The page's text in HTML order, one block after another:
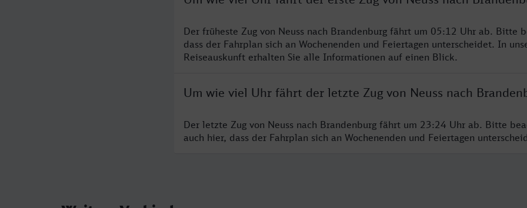
Der früheste Zug von Neuss nach Brandenburg fährt um 05:12 Uhr ab. Bitte
dass der Fahrplan sich an Wochenenden und Feiertagen unterscheidet. In
Reiseauskunft erhalten Sie alle Informationen auf einen Blick.
Um wie viel Uhr fährt der letzte Zug von Neuss nach
Der letzte Zug von Neuss nach Brandenburg fährt um 23:24 Uhr ab. Bitte
auch hier, dass der Fahrplan sich an Wochenenden und Feiertagen